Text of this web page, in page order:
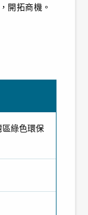
開拓商機。
區綠色環保